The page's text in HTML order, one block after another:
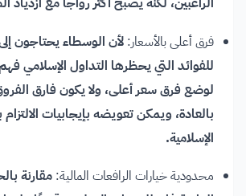
فرق أعلى بالأسعار: لأن الوسطاء يحتاجون
للفوائد التي يحظرها التداول الإسلامي
لوضع فرق سعر أعلى، ولا يكون فارق
بالعادة، ويمكن تعويضه بإيجابيات
الإسلامية.
محدودية خيارات الرافعات المالية: مقارنة